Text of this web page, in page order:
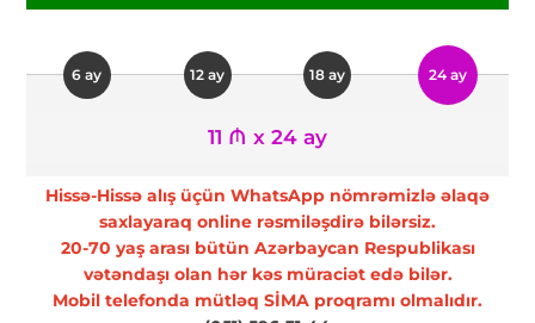
6 ay 12 ay 18 ay 24 ay
11 ₼ x 24 ay
Hissə-Hissə alış üçün WhatsApp nömrəmizlə əlaqə
saxlayaraq online rəsmiləşdirə bilərsiz.
20-70 yaş arası bütün Azərbaycan Respublikası
vətəndaşı olan hər kəs müraciət edə bilər.
Mobil telefonda mütləq SİMA proqramı olmalıdır.